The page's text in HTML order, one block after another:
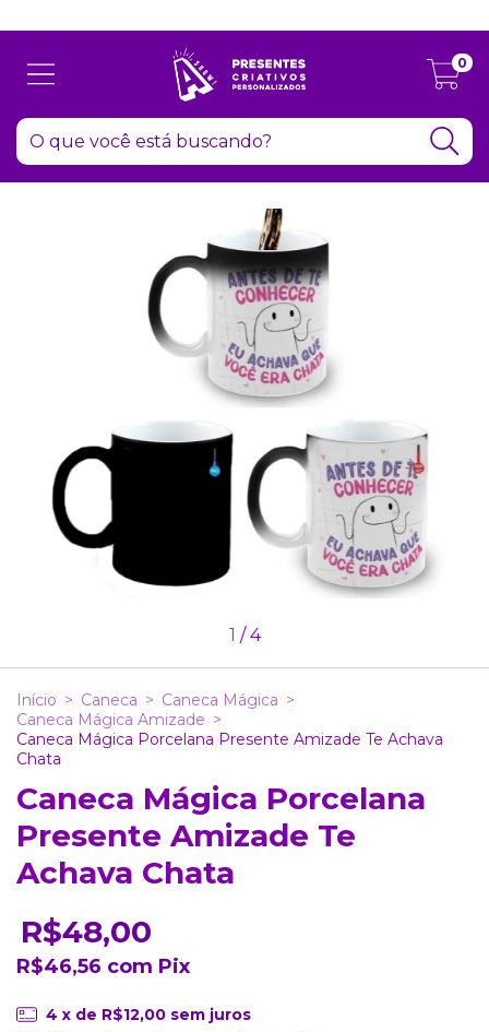
0
1 /4
Início > Caneca > Caneca Mágica >
Caneca Mágica Amizade >
Caneca Mágica Porcelana Presente Amizade Te Achava
Chata
Caneca Mágica Porcelana
Presente Amizade Te
Achava Chata
R$48,00
R$46,56 com Pix
4 x de R$12,00 sem juros